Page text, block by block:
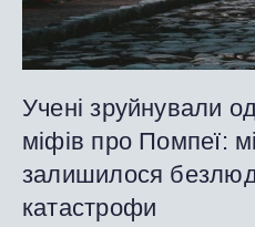
Учені зруйнували
міфів про Помпеї:
залишилося
катастрофи